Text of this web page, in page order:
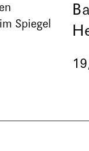
Spiegel